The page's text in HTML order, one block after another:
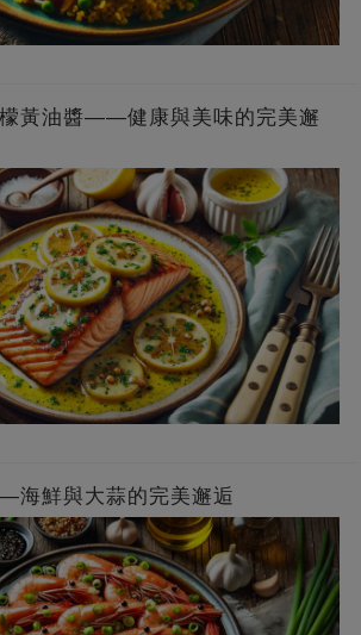
黃油醬——健康與美味的完美邂
海鮮與大蒜的完美邂逅